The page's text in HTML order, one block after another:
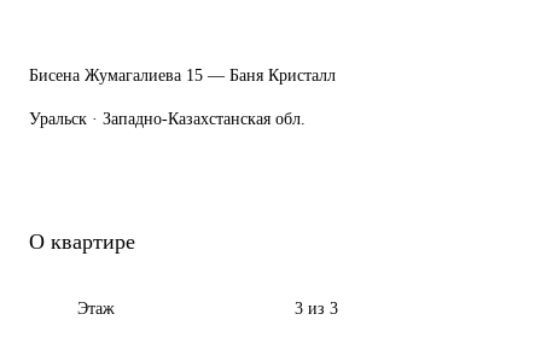
Бисена Жумагалиева 15 — Баня Кристалл
Уральск · Западно-Казахстанская обл.
О квартире
Этаж 3 из 3